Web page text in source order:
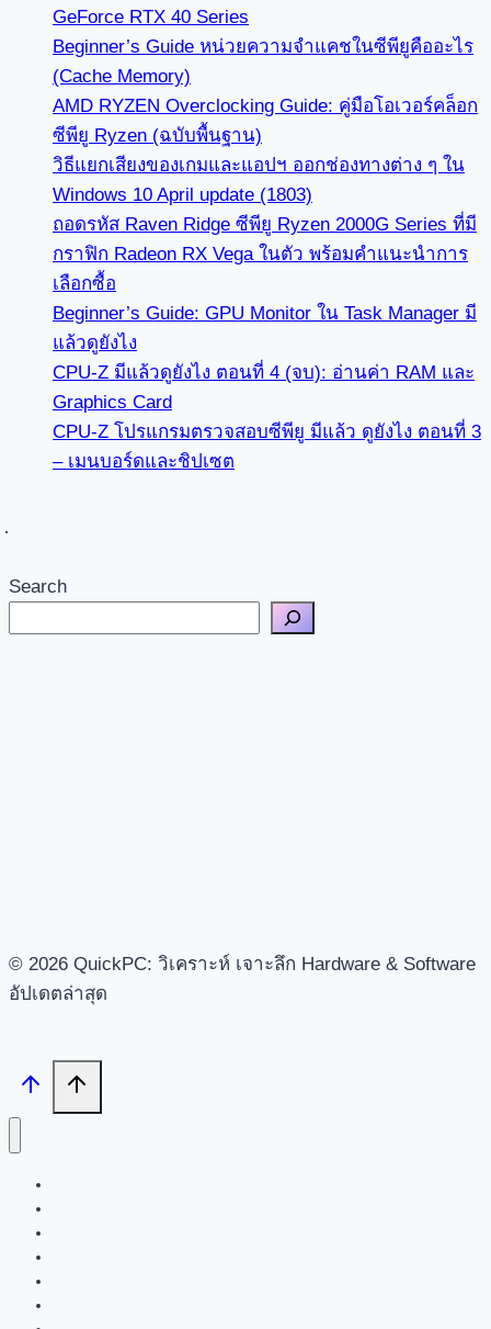
GeForce RTX 40 Series
Beginner’s Guide หน่วยความจำแคชในซีพียูคืออะไร
(Cache Memory)
AMD RYZEN Overclocking Guide: คู่มือโอเวอร์คล็อก
ซีพียู Ryzen (ฉบับพื้นฐาน)
วิธีแยกเสียงของเกมและแอปฯ ออกช่องทางต่าง ๆ ใน
Windows 10 April update (1803)
ถอดรหัส Raven Ridge ซีพียู Ryzen 2000G Series ที่มี
กราฟิก Radeon RX Vega ในตัว พร้อมคำแนะนำการ
เลือกซื้อ
Beginner’s Guide: GPU Monitor ใน Task Manager มี
แล้วดูยังไง
CPU-Z มีแล้วดูยังไง ตอนที่ 4 (จบ): อ่านค่า RAM และ
Graphics Card
CPU-Z โปรแกรมตรวจสอบซีพียู มีแล้ว ดูยังไง ตอนที่ 3
– เมนบอร์ดและชิปเซต
Search
© 2026 QuickPC: วิเคราะห์ เจาะลึก Hardware & Software
อัปเดตล่าสุด